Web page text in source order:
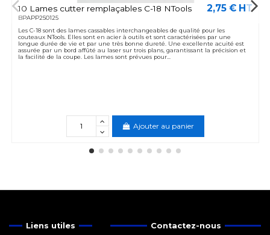
10 Lames cutter remplaçables C-18 NTools
BPAPP250125
2,75 € HT
Les C-18 sont des lames cassables interchangeables de qualité pour les
couteaux NTools. Elles sont en acier à outils et sont caractérisées par une
longue durée de vie et par une très bonne dureté. Une excellente acuité est
assurée par un bord affûté au laser sur trois plans, garantissant la précision et
la facilité de la coupe. Les lames sont prévues pour...
Ajouter au panier
Liens utiles
Contactez-nous